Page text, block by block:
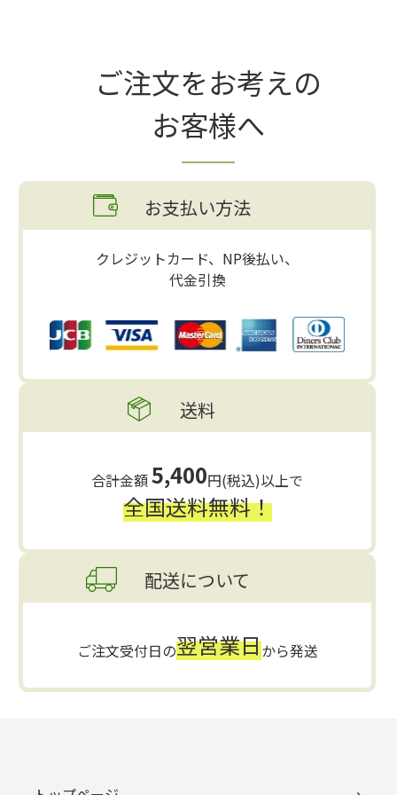
ご注文をお考えの
お客様へ
お支払い方法
クレジットカード、NP後払い、
代金引換
送料
合計金額5,400円(税込)以上で
全国送料無料！
配送について
ご注文受付日の翌営業日から発送